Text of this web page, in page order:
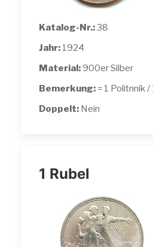
Katalog-Nr.:38
Jahr: 1924
Material:900er Silber
Bemerkung: = 1 Politnnik
Doppelt: Nein
1 Rubel